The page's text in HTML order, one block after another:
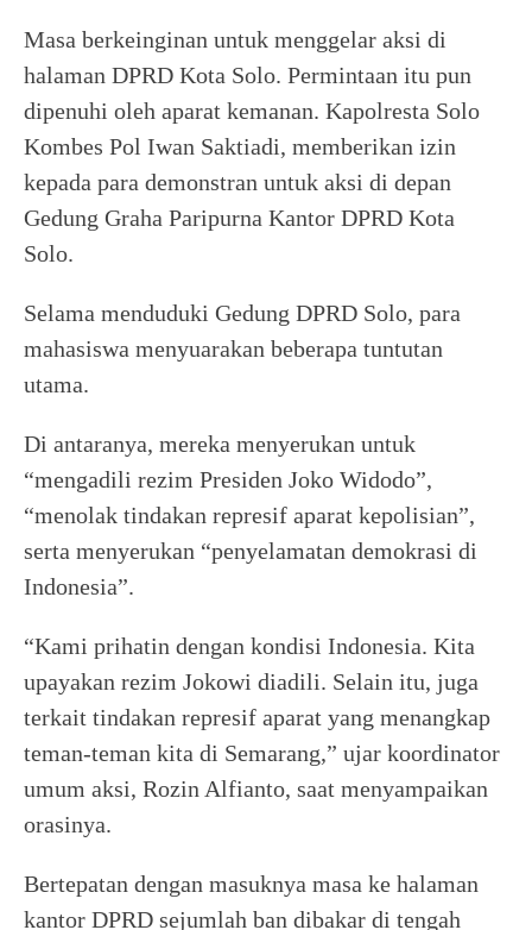
Masa berkeinginan untuk menggelar aksi di
halaman DPRD Kota Solo. Permintaan itu pun
dipenuhi oleh aparat kemanan. Kapolresta Solo
Kombes Pol Iwan Saktiadi, memberikan izin
kepada para demonstran untuk aksi di depan
Gedung Graha Paripurna Kantor DPRD Kota
Solo.
Selama menduduki Gedung DPRD Solo, para
mahasiswa menyuarakan beberapa tuntutan
utama.
Di antaranya, mereka menyerukan untuk
“mengadili rezim Presiden Joko Widodo”,
“menolak tindakan represif aparat kepolisian”,
serta menyerukan “penyelamatan demokrasi di
Indonesia”.
“Kami prihatin dengan kondisi Indonesia. Kita
upayakan rezim Jokowi diadili. Selain itu, juga
terkait tindakan represif aparat yang menangkap
teman-teman kita di Semarang,” ujar koordinator
umum aksi, Rozin Alfianto, saat menyampaikan
orasinya.
Bertepatan dengan masuknya masa ke halaman
kantor DPRD sejumlah ban dibakar di tengah